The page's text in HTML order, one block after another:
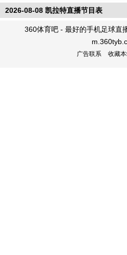
2026-08-08 凯拉特直播节目表
360体育吧 - 最好的手机足球直
广告联系 收藏